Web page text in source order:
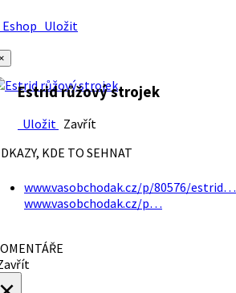
Uložit
Estrid růžový strojek
Uložit Zavřít
KDE TO SEHNAT
www.vasobchodak.cz/p/80576/estrid…
www.vasobchodak.cz/p…